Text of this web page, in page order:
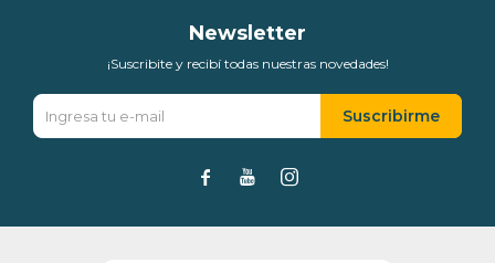
Newsletter
¡Suscribite y recibí todas nuestras novedades!
Suscribirme
  